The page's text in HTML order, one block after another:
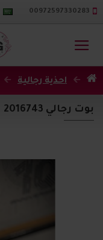
00972597330283
احذية رجالية
بوت رجالي 2016743